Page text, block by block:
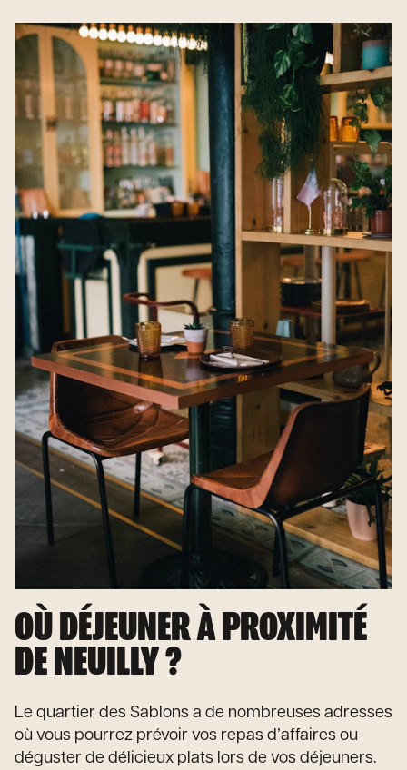
OÙ DÉJEUNER À PROXIMITÉ
DE NEUILLY ?
Le quartier des Sablons a de nombreuses adresses
où vous pourrez prévoir vos repas d’affaires ou
déguster de délicieux plats lors de vos déjeuners.